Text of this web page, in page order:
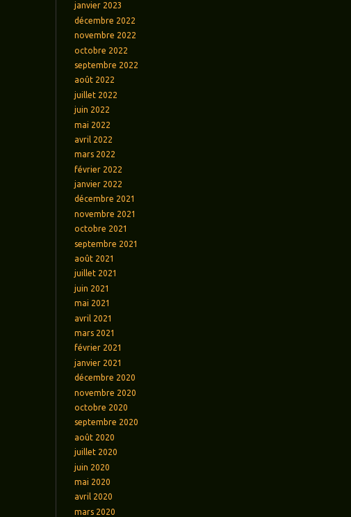
janvier 2023
décembre 2022
novembre 2022
octobre 2022
septembre 2022
août 2022
juillet 2022
juin 2022
mai 2022
avril 2022
mars 2022
février 2022
janvier 2022
décembre 2021
novembre 2021
octobre 2021
septembre 2021
août 2021
juillet 2021
juin 2021
mai 2021
avril 2021
mars 2021
février 2021
janvier 2021
décembre 2020
novembre 2020
octobre 2020
septembre 2020
août 2020
juillet 2020
juin 2020
mai 2020
avril 2020
mars 2020